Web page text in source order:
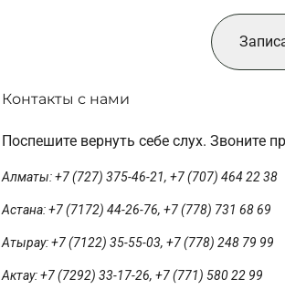
Контакты с нами
Поспешите вернуть себе слух. Звоните
Алматы: +7 (727) 375-46-21, +7 (707) 464 22 38
Астана: +7 (7172) 44-26-76, +7 (778) 731 68 69
Атырау: +7 (7122) 35-55-03, +7 (778) 248 79 99
Актау: +7 (7292) 33-17-26, +7 (771) 580 22 99